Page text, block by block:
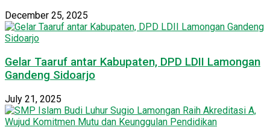
December 25, 2025
Gelar Taaruf antar Kabupaten, DPD LDII Lamongan
Gandeng Sidoarjo
July 21, 2025